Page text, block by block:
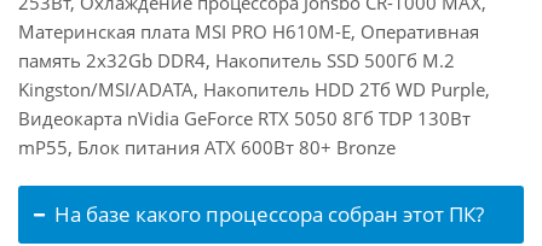
Материнская плата MSI PRO H610M-E, Оперативная
память 2x32Gb DDR4, Накопитель SSD 500Гб M.2
Kingston/MSI/ADATA, Накопитель HDD 2Тб WD Purple,
Видеокарта nVidia GeForce RTX 5050 8Гб TDP 130Вт
mP55, Блок питания ATX 600Вт 80+ Bronze
На базе какого процессора собран этот ПК?